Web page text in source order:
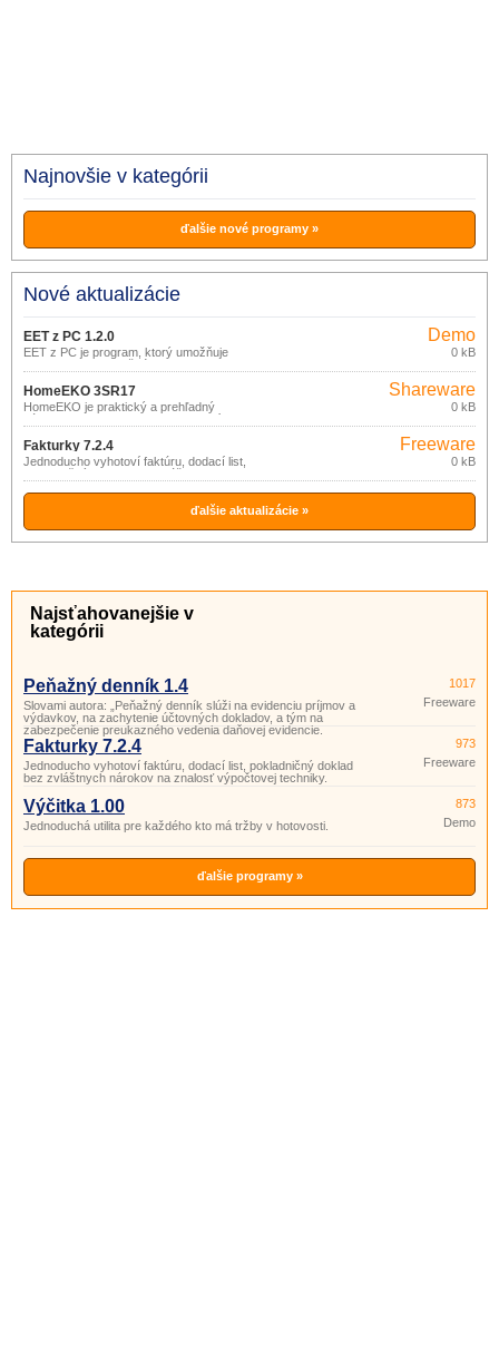
Najnovšie v kategórii
ďalšie nové programy »
Nové aktualizácie
EET z PC 1.2.0
EET z PC je program, ktorý umožňuje
odoslanie EET z bežného PC alebo
notebooku.
Demo
0 kB
HomeEKO 3SR17
HomeEKO je praktický a prehľadný
nástroj pre evidenciu (nielen) financií
domácnosti.
Shareware
0 kB
Fakturky 7.2.4
Jednoducho vyhotoví faktúru, dodací list,
pokladničný doklad bez zvláštnych
nárokov na znalosť výpočtovej techniky.
Freeware
0 kB
ďalšie aktualizácie »
Najsťahovanejšie v
kategórii
Peňažný denník 1.4
Slovami autora: „Peňažný denník slúži na evidenciu príjmov a
výdavkov, na zachytenie účtovných dokladov, a tým na
zabezpečenie preukazného vedenia daňovej evidencie.
1017
Freeware
Fakturky 7.2.4
Jednoducho vyhotoví faktúru, dodací list, pokladničný doklad
bez zvláštnych nárokov na znalosť výpočtovej techniky.
973
Freeware
Výčitka 1.00
Jednoduchá utilita pre každého kto má tržby v hotovosti.
873
Demo
ďalšie programy »